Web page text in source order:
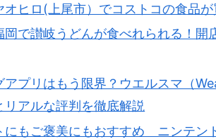
オヒロ(上尾市）でコストコの食品が
岡で讃岐うどんが食べれられる！開
アプリはもう限界？ウエルスマ（
リアルな評判を徹底解説
にもご褒美にもおすすめ ニンテン